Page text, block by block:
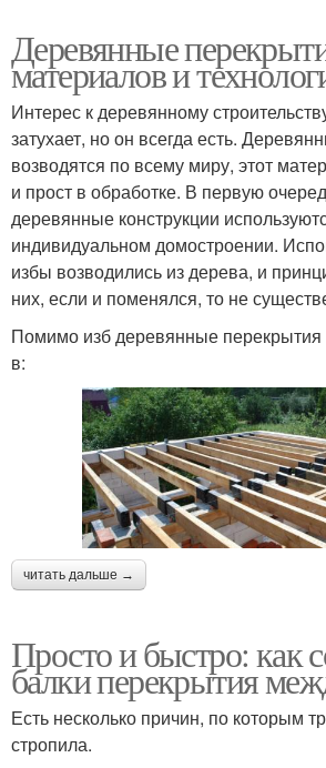
Деревянные
материалов и
Интерес к деревянному
затухает, но он всегда есть.
возводятся по всему миру, этот
и прост в обработке. В первую
деревянные конструкции
индивидуальном домостроении.
избы возводились из дерева, и
них, если и поменялся, то не
Помимо изб деревянные перекрытия
в:
читать дальше →
Просто и быстро: как
балки перекрытия
Есть несколько причин, по которым
стропила.